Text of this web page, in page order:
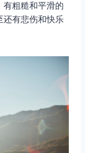
有粗糙和平滑的
还有悲伤和快乐